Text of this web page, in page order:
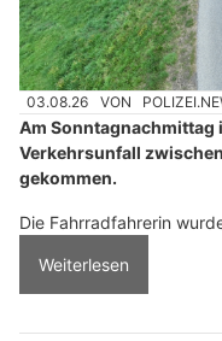
03.08.26 VON
Am Sonntagnachmittag
Verkehrsunfall
gekommen.
Die Fahrradfahrerin
Weiterlesen